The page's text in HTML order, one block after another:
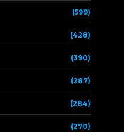
(599)
(428)
(390)
(287)
(284)
(270)